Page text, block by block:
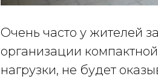
Очень часто у жителей
организации
нагрузки, не будет